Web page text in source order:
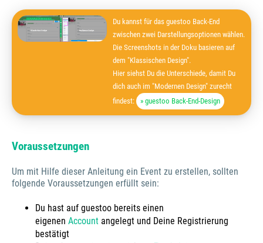
Du kannst für das guestoo Back-End
zwischen zwei Darstellungsoptionen wählen.
Die Screenshots in der Doku basieren auf
dem "Klassischen Design".
Hier siehst Du die Unterschiede, damit Du
dich auch im "Modernen Design" zurecht
findest:
» guestoo Back-End-Design
Voraussetzungen
Um mit Hilfe dieser Anleitung ein Event zu erstellen, sollten
folgende Voraussetzungen erfüllt sein:
Du hast auf guestoo bereits einen
eigenen Account angelegt und Deine Registrierung
bestätigt